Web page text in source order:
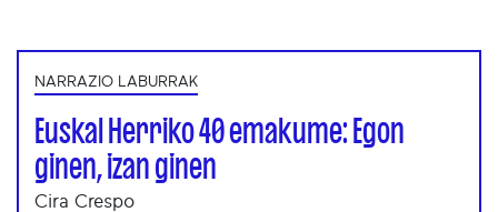
NARRAZIO LABURRAK
Euskal Herriko 40 emakume: Egon
ginen, izan ginen
Cira Crespo